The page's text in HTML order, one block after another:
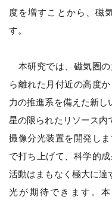
度を増すことから、磁
す。
本研究では、磁気圏の
ら離れた月付近の高度
力の推進系を備えた新し
星の限られたリソース内
撮像分光装置を開発し
で打ち上げて、科学的
活動はまもなく極大に達
光が期待できます。